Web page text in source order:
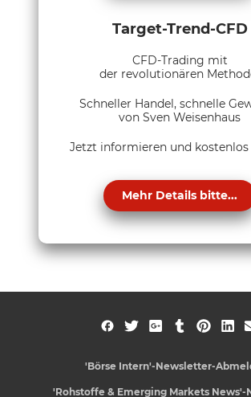
Target-Trend-CFD
CFD-Trading mit
der revolutionären
Schneller Handel, schnelle
von Sven Weisenhaus
Jetzt informieren und kostenlos
Mehr Details bitte...
'Börse Intern'-Newsletter-
'Rohstoffe & Emerging Markets News'-